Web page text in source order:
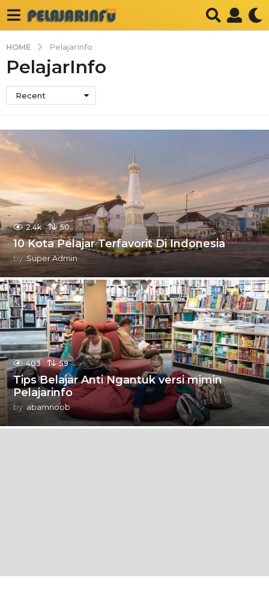
HOME PelajarInfo
PelajarInfo
Recent
2.4k 50
10 Kota Pelajar Terfavorit Di Indonesia
by Super Admin
403 59
Tips Belajar Anti Ngantuk versi mimin
Pelajarinfo
by abamnoob